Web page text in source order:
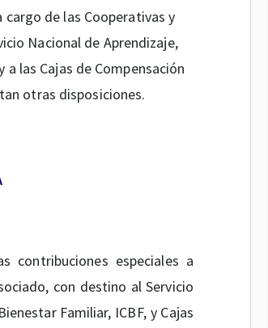
de las Cooperativas y
Nacional de Aprendizaje,
las Cajas de Compensación
otras disposiciones.
contribuciones especiales a
con destino al Servicio
Familiar, ICBF, y Cajas